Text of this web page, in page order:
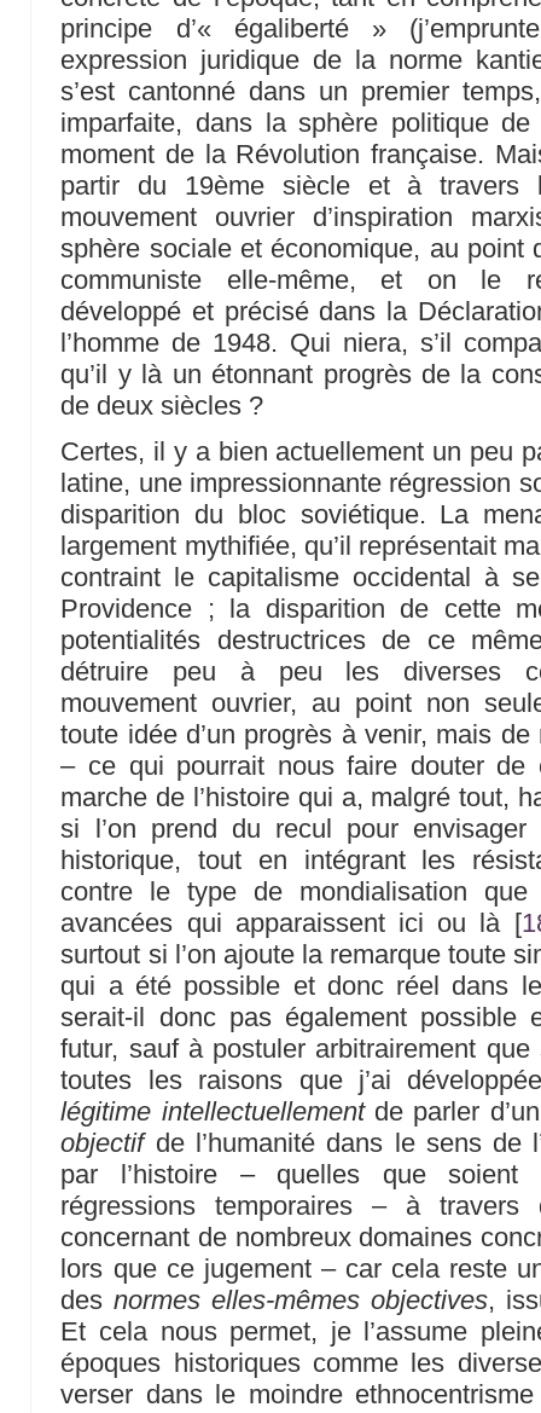
principe d’« égaliberté »
expression juridique de la norme
s’est cantonné dans un premier
imparfaite, dans la sphère politique
moment de la Révolution française.
partir du 19ème siècle et à travers
mouvement ouvrier d’inspiration
sphère sociale et économique, au point
communiste elle-même, et on le
développé et précisé dans la
l’homme de 1948. Qui niera, s’il
qu’il y là un étonnant progrès de la
de deux siècles ?
Certes, il y a bien actuellement un peu
latine, une impressionnante régression
disparition du bloc soviétique. La
largement mythifiée, qu’il représentait
contraint le capitalisme occidental à
Providence ; la disparition de cette
potentialités destructrices de ce
détruire peu à peu les diverses
mouvement ouvrier, au point non
toute idée d’un progrès à venir, mais
– ce qui pourrait nous faire douter de
marche de l’histoire qui a, malgré tout,
si l’on prend du recul pour envisager
historique, tout en intégrant les
contre le type de mondialisation
avancées qui apparaissent ici ou là[
surtout si l’on ajoute la remarque toute
qui a été possible et donc réel dans
serait-il donc pas également possible
futur, sauf à postuler arbitrairement
toutes les raisons que j’ai
légitime intellectuellementde parler
objectifde l’humanité dans le sens de
par l’histoire – quelles que soient
régressions temporaires – à travers
concernant de nombreux domaines
lors que ce jugement – car cela reste
desnormes elles-mêmes objectives,
Et cela nous permet, je l’assume
époques historiques comme les
verser dans le moindre